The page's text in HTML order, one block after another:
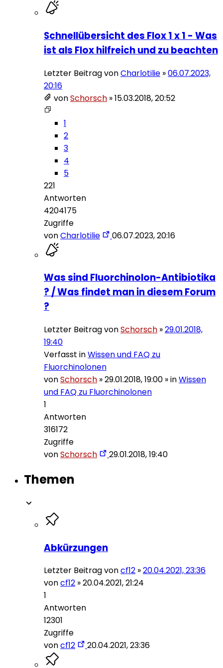
Schnellübersicht des Flox 1 x 1 - Was
ist als Flox hilfreich und zu beachten
Letzter Beitrag vonCharlotilie »06.07.2023,
20:16
vonSchorsch »15.03.2018, 20:52
1
2
3
4
5
221
Antworten
4204175
Zugriffe
vonCharlotilie 06.07.2023, 20:16
Was sind Fluorchinolon-Antibiotika
? / Was findet man in diesem Forum
?
Letzter Beitrag vonSchorsch »29.01.2018,
19:40
Verfasst inWissen und FAQ zu
Fluorchinolonen
vonSchorsch »29.01.2018, 19:00 » inWissen
und FAQ zu Fluorchinolonen
1
Antworten
316172
Zugriffe
vonSchorsch 29.01.2018, 19:40
Themen
Abkürzungen
Letzter Beitrag voncf12 »20.04.2021, 23:36
voncf12 »20.04.2021, 21:24
1
Antworten
12301
Zugriffe
voncf12 20.04.2021, 23:36